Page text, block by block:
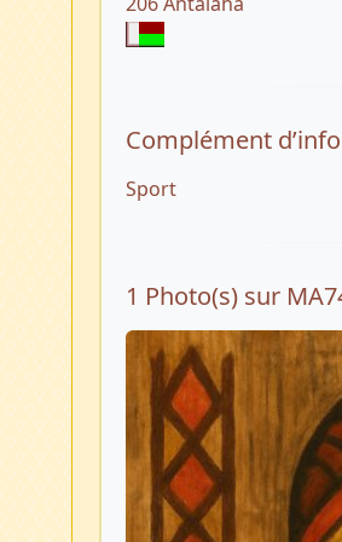
Complément
Sport
1 Photo(s) sur